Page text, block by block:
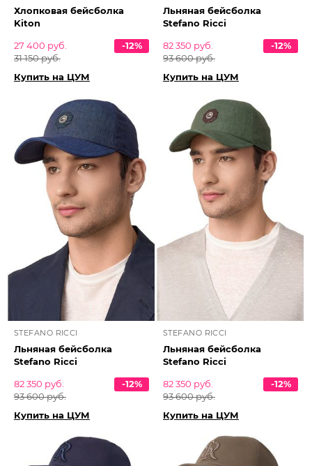
Хлопковая бейсболка
Kiton
27 400 руб.
31 150 руб.
-12%
Купить на ЦУМ
Льняная бейсболка
Stefano Ricci
82 350 руб.
93 600 руб.
-12%
Купить на ЦУМ
STEFANO RICCI
Льняная бейсболка
Stefano Ricci
82 350 руб.
93 600 руб.
-12%
Купить на ЦУМ
STEFANO RICCI
Льняная бейсболка
Stefano Ricci
82 350 руб.
93 600 руб.
-12%
Купить на ЦУМ